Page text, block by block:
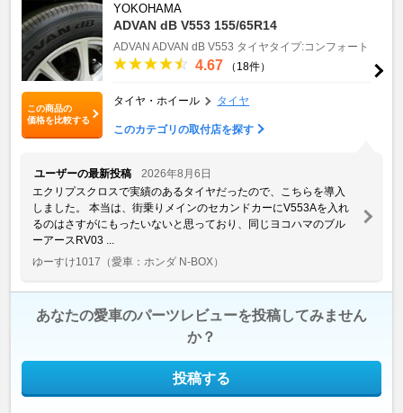
この商品の
価格を比較する
YOKOHAMA
ADVAN dB V553 155/65R14
ADVAN ADVAN dB V553 タイヤタイプ:コンフォート
4.67 （18件）
タイヤ・ホイール タイヤ
このカテゴリの取付店を探す
ユーザーの最新投稿
2026年8月6日
エクリプスクロスで実績のあるタイヤだったので、こちらを導入
しました。 本当は、街乗りメインのセカンドカーにV553Aを入れ
るのはさすがにもったいないと思っており、同じヨコハマのブル
ーアースRV03 ...
ゆーすけ1017 （愛車：ホンダ N-BOX）
あなたの愛車のパーツレビューを投稿してみません
か？
投稿する